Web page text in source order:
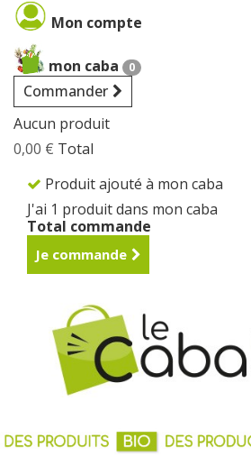
Mon compte
mon caba 0
Commander
Aucun produit
0,00 € Total
Produit ajouté à mon caba
J'ai 1 produit dans mon caba
Total commande
Je commande
Cookies management panel